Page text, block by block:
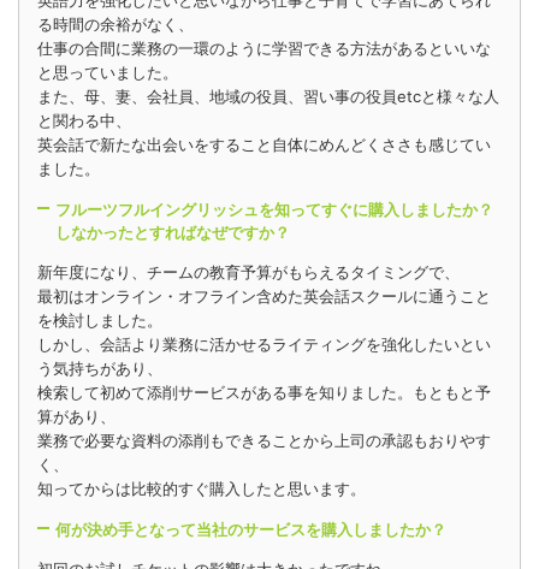
る時間の余裕がなく、
仕事の合間に業務の一環のように学習できる方法があるといいな
と思っていました。
また、母、妻、会社員、地域の役員、習い事の役員etcと様々な人
と関わる中、
英会話で新たな出会いをすること自体にめんどくささも感じてい
ました。
フルーツフルイングリッシュを知ってすぐに購入しましたか？
しなかったとすればなぜですか？
新年度になり、チームの教育予算がもらえるタイミングで、
最初はオンライン・オフライン含めた英会話スクールに通うこと
を検討しました。
しかし、会話より業務に活かせるライティングを強化したいとい
う気持ちがあり、
検索して初めて添削サービスがある事を知りました。もともと予
算があり、
業務で必要な資料の添削もできることから上司の承認もおりやす
く、
知ってからは比較的すぐ購入したと思います。
何が決め手となって当社のサービスを購入しましたか？